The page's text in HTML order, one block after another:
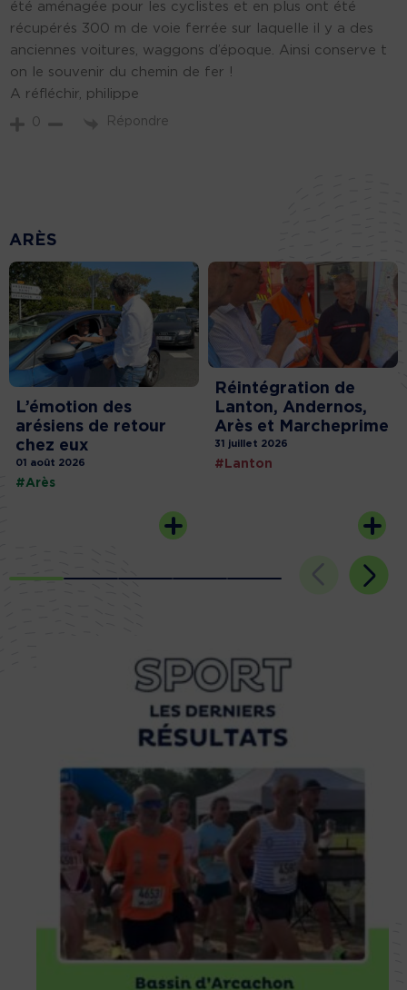
été aménagée pour les cyclistes et en plus ont été
récupérés 300 m de voie ferrée sur laquelle il y a des
anciennes voitures, waggons d’époque. Ainsi conserve t
on le souvenir du chemin de fer !
A réfléchir, philippe
0 Répondre
ARÈS
L’émotion des
arésiens de retour
chez eux
01 août 2026
#Arès
Réintégration de
Lanton, Andernos,
Arès et Marcheprime
31 juillet 2026
#Lanton